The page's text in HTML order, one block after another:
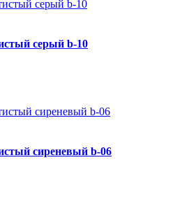
серый b-10
сиреневый b-06